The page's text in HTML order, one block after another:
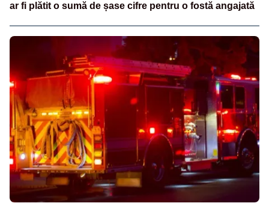
ar fi plătit o sumă de șase cifre pentru o fostă angajată